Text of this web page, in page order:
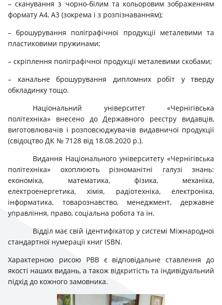
– сканування з чорно-білим та кольоровим зображенням
формату А4, А3 (зокрема і з розпізнаванням);
– брошурування поліграфічної продукції металевими та
пластиковими пружинами;
– скріплення поліграфічної продукції металевими скобами;
– канальне брошурування дипломних робіт у тверду
обкладинку тощо.
Національний університет «Чернігівська
політехніка» внесено до Державного реєстру видавців,
виготовлювачів і розповсюджувачів видавничої продукції
(свідоцтво ДК № 7128 від 18.08.2020 р.).
Видання Національного університету «Чернігівська
політехніка» охоплюють різноманітні галузі знань:
економіка, математика, фізика, механіка,
електроенергетика, хімія, радіотехніка, електроніка,
інформатика, товарознавство, менеджмент, державне
управління, право, соціальна робота та ін.
Відділ має свій ідентифікатор у системі Міжнародної
стандартної нумерації книг ISBN.
Характерною рисою РВВ є відповідальне ставлення до
якості наших видань, а також відкритість та індивідуальний
підхід до кожного замовника.